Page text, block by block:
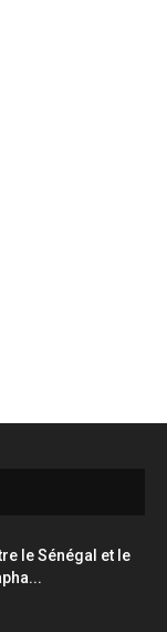
le Sénégal et le